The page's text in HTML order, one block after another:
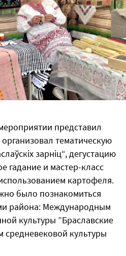
представил
тематическую
зарніц“, дегустацию
гадание и мастер-класс
картофеля.
было познакомиться
района: Международным
культуры ”Браславские
культуры